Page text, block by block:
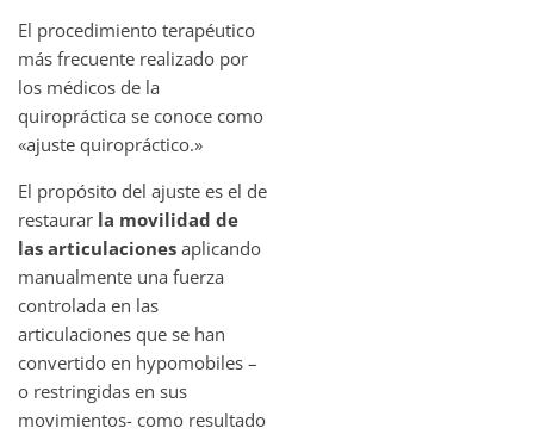
El procedimiento terapéutico
más frecuente realizado por
los médicos de la
quiropráctica se conoce como
«ajuste quiropráctico.»
El propósito del ajuste es el de
restaurar la movilidad de
las articulaciones aplicando
manualmente una fuerza
controlada en las
articulaciones que se han
convertido en hypomobiles –
o restringidas en sus
movimientos- como resultado